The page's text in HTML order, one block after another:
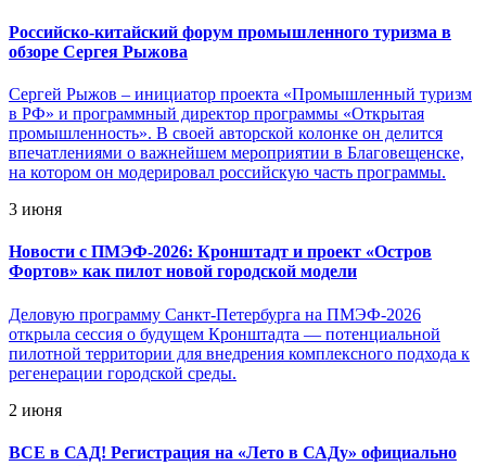
Российско-китайский форум промышленного туризма в
обзоре Сергея Рыжова
Сергей Рыжов – инициатор проекта «Промышленный туризм
в РФ» и программный директор программы «Открытая
промышленность». В своей авторской колонке он делится
впечатлениями о важнейшем мероприятии в Благовещенске,
на котором он модерировал российскую часть программы.
3 июня
Новости с ПМЭФ-2026: Кронштадт и проект «Остров
Фортов» как пилот новой городской модели
Деловую программу Санкт-Петербурга на ПМЭФ-2026
открыла сессия о будущем Кронштадта — потенциальной
пилотной территории для внедрения комплексного подхода к
регенерации городской среды.
2 июня
ВСЕ в САД! Регистрация на «Лето в САДу» официально